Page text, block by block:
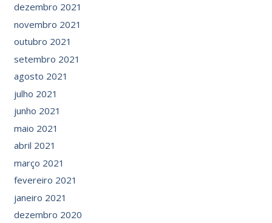
dezembro 2021
novembro 2021
outubro 2021
setembro 2021
agosto 2021
julho 2021
junho 2021
maio 2021
abril 2021
março 2021
fevereiro 2021
janeiro 2021
dezembro 2020